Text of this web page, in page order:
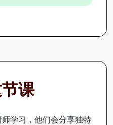
课
师学习，他们会分享独特